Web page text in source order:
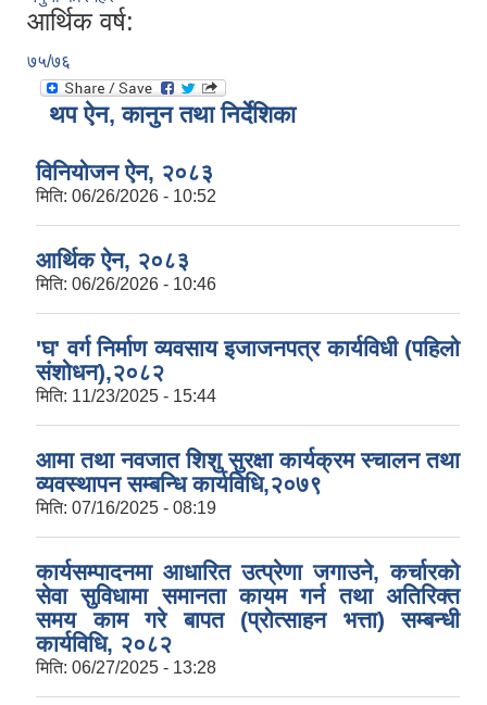
आर्थिक वर्ष:
७५/७६
थप ऐन, कानुन तथा निर्देशिका
विनियोजन ऐन, २०८३
मिति: 06/26/2026 - 10:52
आर्थिक ऐन, २०८३
मिति: 06/26/2026 - 10:46
'घ' वर्ग निर्माण व्यवसाय इजाजनपत्र कार्यविधी (पहिलो
संशोधन),२०८२
मिति: 11/23/2025 - 15:44
आमा तथा नवजात शिशु सुरक्षा कार्यक्रम स्चालन तथा
व्यवस्थापन सम्बन्धि कार्यविधि,२०७९
मिति: 07/16/2025 - 08:19
कार्यसम्पादनमा आधारित उत्प्रेणा जगाउने, कर्चारको
सेवा सुविधामा समानता कायम गर्न तथा अतिरिक्त
समय काम गरे बापत (प्रोत्साहन भत्ता) सम्बन्धी
कार्यविधि, २०८२
मिति: 06/27/2025 - 13:28